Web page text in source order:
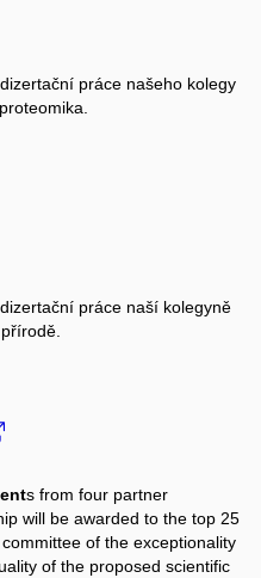
práce našeho kolegy
práce naší kolegyně
s from four partner
will be awarded to the top 25
of the exceptionality
of the proposed scientific